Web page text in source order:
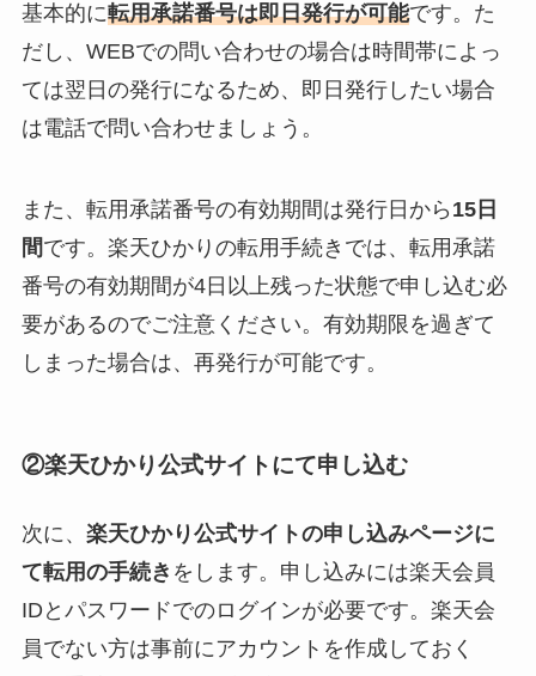
基本的に転用承諾番号は即日発行が可能です。た
だし、WEBでの問い合わせの場合は時間帯によっ
ては翌日の発行になるため、即日発行したい場合
は電話で問い合わせましょう。
また、転用承諾番号の有効期間は発行日から 15日
間です。楽天ひかりの転用手続きでは、転用承諾
番号の有効期間が4日以上残った状態で申し込む必
要があるのでご注意ください。有効期限を過ぎて
しまった場合は、再発行が可能です。
②楽天ひかり公式サイトにて申し込む
次に、 楽天ひかり公式サイトの申し込みページに
て転用の手続き をします。申し込みには楽天会員
IDとパスワードでのログインが必要です。楽天会
員でない方は事前にアカウントを作成しておく